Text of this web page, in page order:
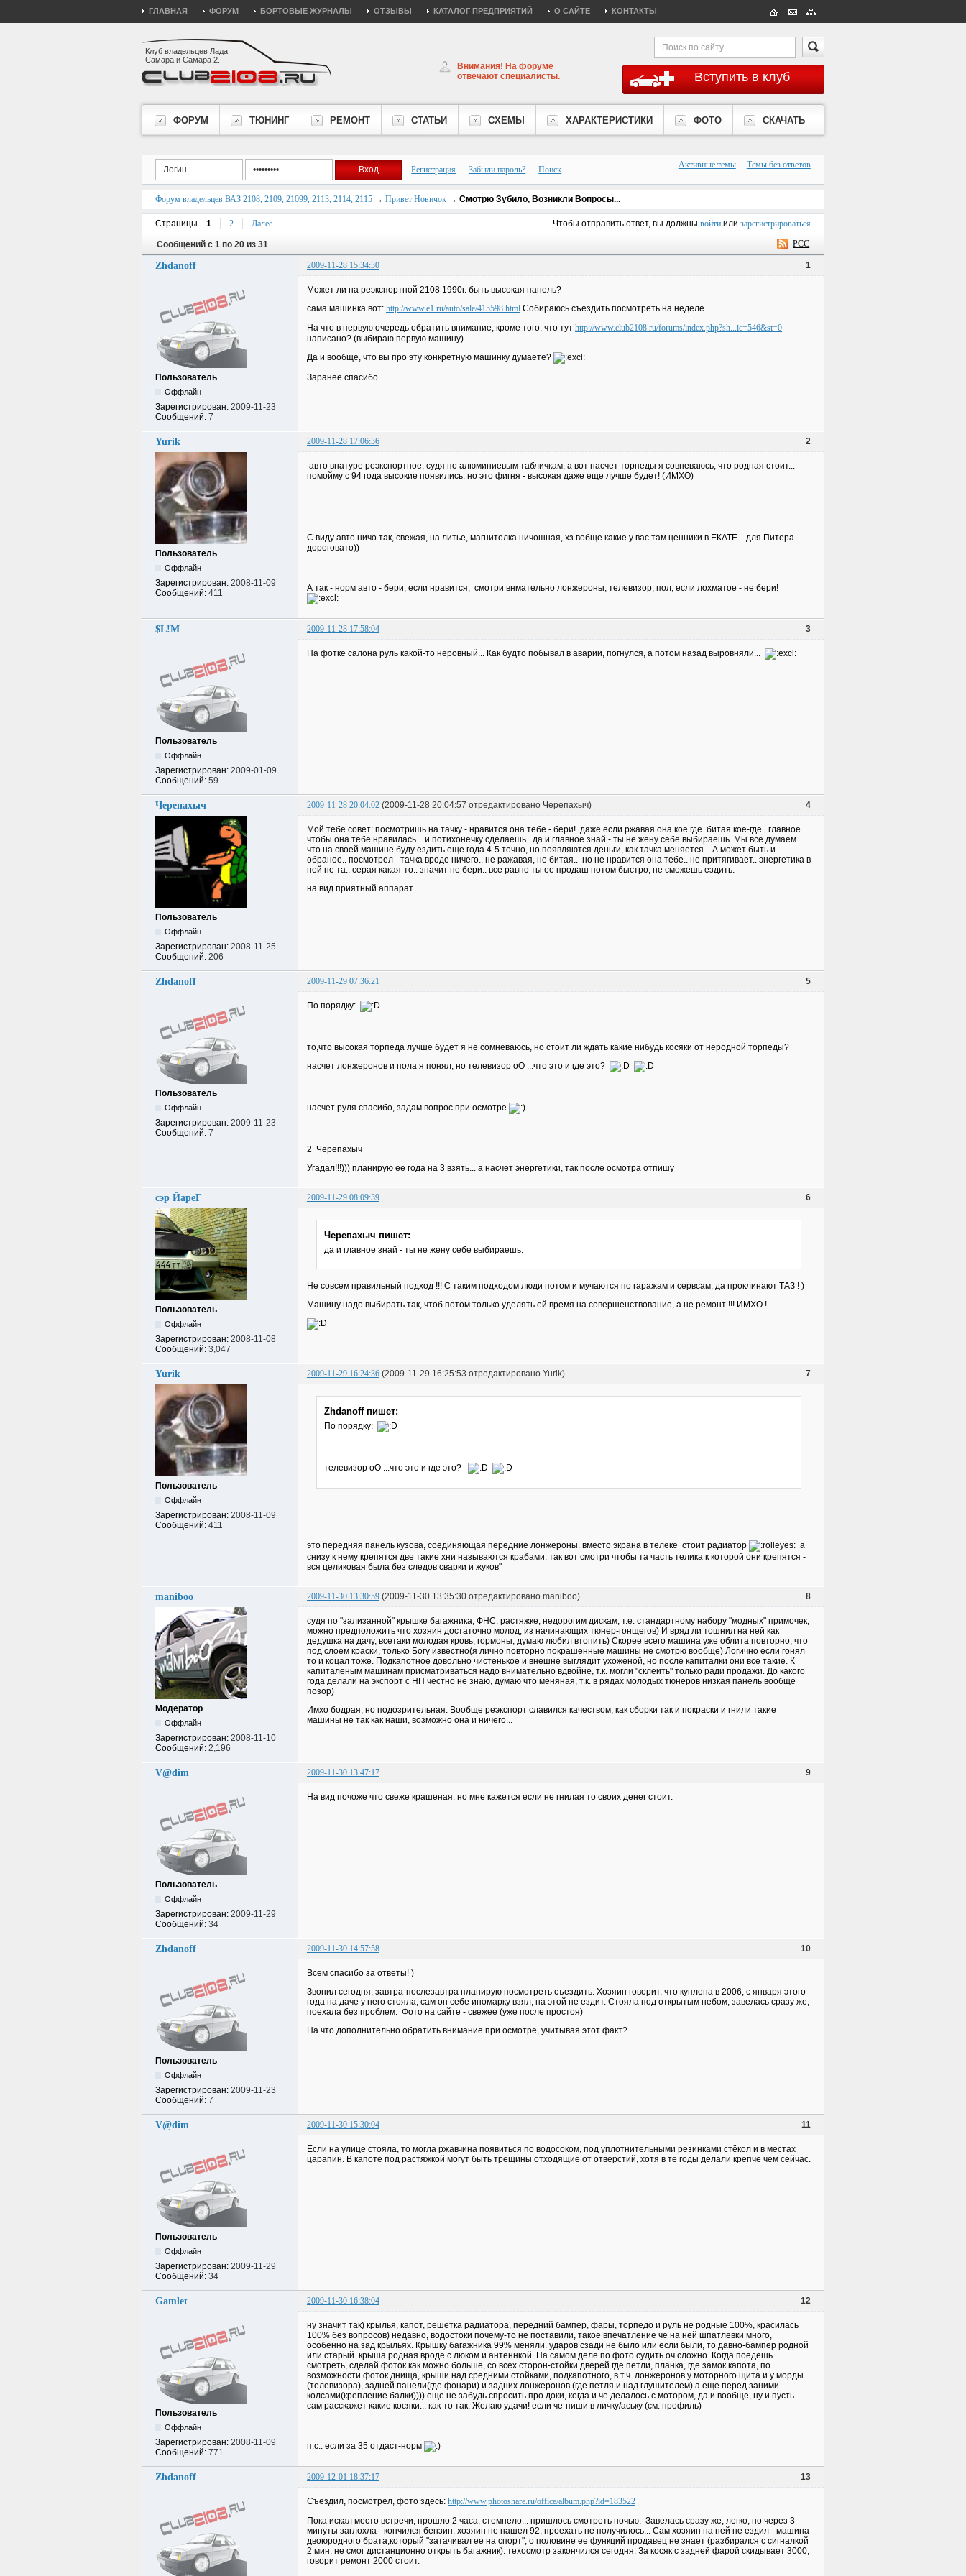
ГЛАВНАЯ ФОРУМ БОРТОВЫЕ ЖУРНАЛЫ ОТЗЫВЫ КАТАЛОГ ПРЕДПРИЯТИЙ О САЙТЕ КОНТАКТЫ
Клуб владельцев Лада
Самара и Самара 2.
Вступить в клуб
Внимания! На форуме
отвечают специалисты.
ФОРУМ ТЮНИНГ РЕМОНТ СТАТЬИ СХЕМЫ ХАРАКТЕРИСТИКИ ФОТО СКАЧАТЬ
Регистрация Забыли пароль? Поиск Активные темы Темы без ответов
Форум владельцев ВАЗ 2108, 2109, 21099, 2113, 2114, 2115 → Привет Новичок → Смотрю Зубило, Возникли Вопросы...
Страницы 1 2 Далее Чтобы отправить ответ, вы должны войтиили зарегистрироваться
РСС
Сообщений с 1 по 20 из 31
1
Zhdanoff 2009-11-28 15:34:30
Пользователь
Оффлайн
Зарегистрирован: 2009-11-23
Сообщений: 7
Может ли на реэкспортной 2108 1990г. быть высокая панель?
сама машинка вот: http://www.e1.ru/auto/sale/415598.html Собираюсь съездить посмотреть на неделе...
На что в первую очередь обратить внимание, кроме того, что тут http://www.club2108.ru/forums/index.php?sh...ic=546&st=0
написано? (выбираю первую машину).
Да и вообще, что вы про эту конкретную машинку думаете?
Заранее спасибо.
2
Yurik 2009-11-28 17:06:36
Пользователь
Оффлайн
Зарегистрирован: 2008-11-09
Сообщений: 411
авто внатуре реэкспортное, судя по алюминиевым табличкам, а вот насчет торпеды я совневаюсь, что родная стоит...
помойму с 94 года высокие появились. но это фигня - высокая даже еще лучше будет! (ИМХО)
С виду авто ничо так, свежая, на литье, магнитолка ничошная, хз вобще какие у вас там ценники в ЕКАТЕ... для Питера
дороговато))
А так - норм авто - бери, если нравится, смотри внмательно лонжероны, телевизор, пол, если лохматое - не бери!
3
$L!M 2009-11-28 17:58:04
Пользователь
Оффлайн
Зарегистрирован: 2009-01-09
Сообщений: 59
На фотке салона руль какой-то неровный... Как будто побывал в аварии, погнулся, а потом назад выровняли...
4
Черепахыч 2009-11-28 20:04:02 (2009-11-28 20:04:57 отредактировано Черепахыч)
Пользователь
Оффлайн
Зарегистрирован: 2008-11-25
Сообщений: 206
Мой тебе совет: посмотришь на тачку - нравится она тебе - бери! даже если ржавая она кое где..битая кое-где.. главное
чтобы она тебе нравилась.. и потихонечку сделаешь.. да и главное знай - ты не жену себе выбираешь. Мы все думаем
что на своей машине буду ездить еще года 4-5 точно, но появляются деньги, как тачка меняется. А может быть и
обраное.. посмотрел - тачка вроде ничего.. не ражавая, не битая.. но не нравится она тебе.. не притягивает.. энергетика в
ней не та.. серая какая-то.. значит не бери.. все равно ты ее продаш потом быстро, не сможешь ездить.
на вид приятный аппарат
5
Zhdanoff 2009-11-29 07:36:21
Пользователь
Оффлайн
Зарегистрирован: 2009-11-23
Сообщений: 7
По порядку:
то,что высокая торпеда лучше будет я не сомневаюсь, но стоит ли ждать какие нибудь косяки от неродной торпеды?
насчет лонжеронов и пола я понял, но телевизор оО ...что это и где это?
насчет руля спасибо, задам вопрос при осмотре
2 Черепахыч
Угадал!!!))) планирую ее года на 3 взять... а насчет энергетики, так после осмотра отпишу
6
сэр ЙареГ 2009-11-29 08:09:39
Пользователь
Оффлайн
Зарегистрирован: 2008-11-08
Сообщений: 3,047
Черепахыч пишет:
да и главное знай - ты не жену себе выбираешь.
Не совсем правильный подход !!! С таким подходом люди потом и мучаются по гаражам и сервсам, да проклинают ТАЗ ! )
Машину надо выбирать так, чтоб потом только уделять ей время на совершенствование, а не ремонт !!! ИМХО !
7
Yurik 2009-11-29 16:24:36 (2009-11-29 16:25:53 отредактировано Yurik)
Пользователь
Оффлайн
Зарегистрирован: 2008-11-09
Сообщений: 411
Zhdanoff пишет:
По порядку:
телевизор оО ...что это и где это?
это передняя панель кузова, соединяющая передние лонжероны. вместо экрана в телеке стоит радиатор
а
снизу к нему крепятся две такие хни называются крабами, так вот смотри чтобы та часть телика к которой они крепятся -
вся целиковая была без следов сварки и жуков"
8
maniboo 2009-11-30 13:30:59 (2009-11-30 13:35:30 отредактировано maniboo)
Модератор
Оффлайн
Зарегистрирован: 2008-11-10
Сообщений: 2,196
судя по "зализанной" крышке багажника, ФНС, растяжке, недорогим дискам, т.е. стандартному набору "модных" примочек,
можно предположить что хозяин достаточно молод, из начинающих тюнер-гонщегов) И вряд ли тошнил на ней как
дедушка на дачу, всетаки молодая кровь, гормоны, думаю любил втопить) Скорее всего машина уже облита повторно, что
под слоем краски, только Богу известно(я лично повторно покрашенные машины не смотрю вообще) Логично если гонял
то и коцал тоже. Подкапотное довольно чистенькое и внешне выглядит ухоженой, но после капиталки они все такие. К
капиталеным машинам присматриваться надо внимательно вдвойне, т.к. могли "склеить" только ради продажи. До какого
года делали на экспорт с НП честно не знаю, думаю что меняная, т.к. в рядах молодых тюнеров низкая панель вообще
позор)
Имхо бодрая, но подозрительная. Вообще реэкспорт славился качеством, как сборки так и покраски и гнили такие
машины не так как наши, возможно она и ничего...
9
V@dim 2009-11-30 13:47:17
Пользователь
Оффлайн
Зарегистрирован: 2009-11-29
Сообщений: 34
На вид почоже что свеже крашеная, но мне кажется если не гнилая то своих денег стоит.
10
Zhdanoff 2009-11-30 14:57:58
Пользователь
Оффлайн
Зарегистрирован: 2009-11-23
Сообщений: 7
Всем спасибо за ответы! )
Звонил сегодня, завтра-послезавтра планирую посмотреть съездить. Хозяин говорит, что куплена в 2006, с января этого
года на даче у него стояла, сам он себе иномарку взял, на этой не ездит. Стояла под открытым небом, завелась сразу же,
поехала без проблем. Фото на сайте - свежее (уже после простоя)
На что дополнительно обратить внимание при осмотре, учитывая этот факт?
11
V@dim 2009-11-30 15:30:04
Пользователь
Оффлайн
Зарегистрирован: 2009-11-29
Сообщений: 34
Если на улице стояла, то могла ржавчина появиться по водосоком, под уплотнительными резинками стёкол и в местах
царапин. В капоте под растяжкой могут быть трещины отходящие от отверстий, хотя в те годы делали крепче чем сейчас.
12
Gamlet 2009-11-30 16:38:04
Пользователь
Оффлайн
Зарегистрирован: 2008-11-09
Сообщений: 771
ну значит так) крылья, капот, решетка радиатора, передний бампер, фары, торпедо и руль не родные 100%, красилась
100% без вопросов) недавно, водостоки почему-то не поставили, такое впечатление че на ней шпатлевки много,
особенно на зад крыльях. Крышку багажника 99% меняли. ударов сзади не было или если были, то давно-бампер родной
или старый. крыша родная вроде с люком и антеннкой. На самом деле по фото судить оч сложно. Когда поедешь
смотреть, сделай фоток как можно больше, со всех сторон-стойки дверей где петли, планка, где замок капота, по
возможности фоток днища, крыши над средними стойками, подкапотного, в т.ч. лонжеронов у моторного щита и у морды
(телевизора), задней панели(где фонари) и задних лонжеронов (где петля и над глушителем) а еще перед заними
колсами(крепление балки)))) еще не забудь спросить про доки, когда и че делалось с мотором, да и вообще, ну и пусть
сам расскажет какие косяки... как-то так, Желаю удачи! если че-пиши в личку/аську (см. профиль)
п.с.: если за 35 отдаст-норм
13
Zhdanoff 2009-12-01 18:37:17
Съездил, посмотрел, фото здесь: http://www.photoshare.ru/office/album.php?id=183522
Пока искал место встречи, прошло 2 часа, стемнело... пришлось смотреть ночью. Завелась сразу же, легко, но через 3
минуты заглохла - кончился бензин. хозяин не нашел 92, проехать не получилось... Сам хозяин на ней не ездил - машина
двоюродного брата,который "затачивал ее на спорт", о половине ее функций продавец не знает (разбирался с сигналкой
2 мин, не смог дистанционно открыть багажник). техосмотр закончился сегодня. За косяк с задней фарой скидывает 3000,
говорит ремонт 2000 стоит.